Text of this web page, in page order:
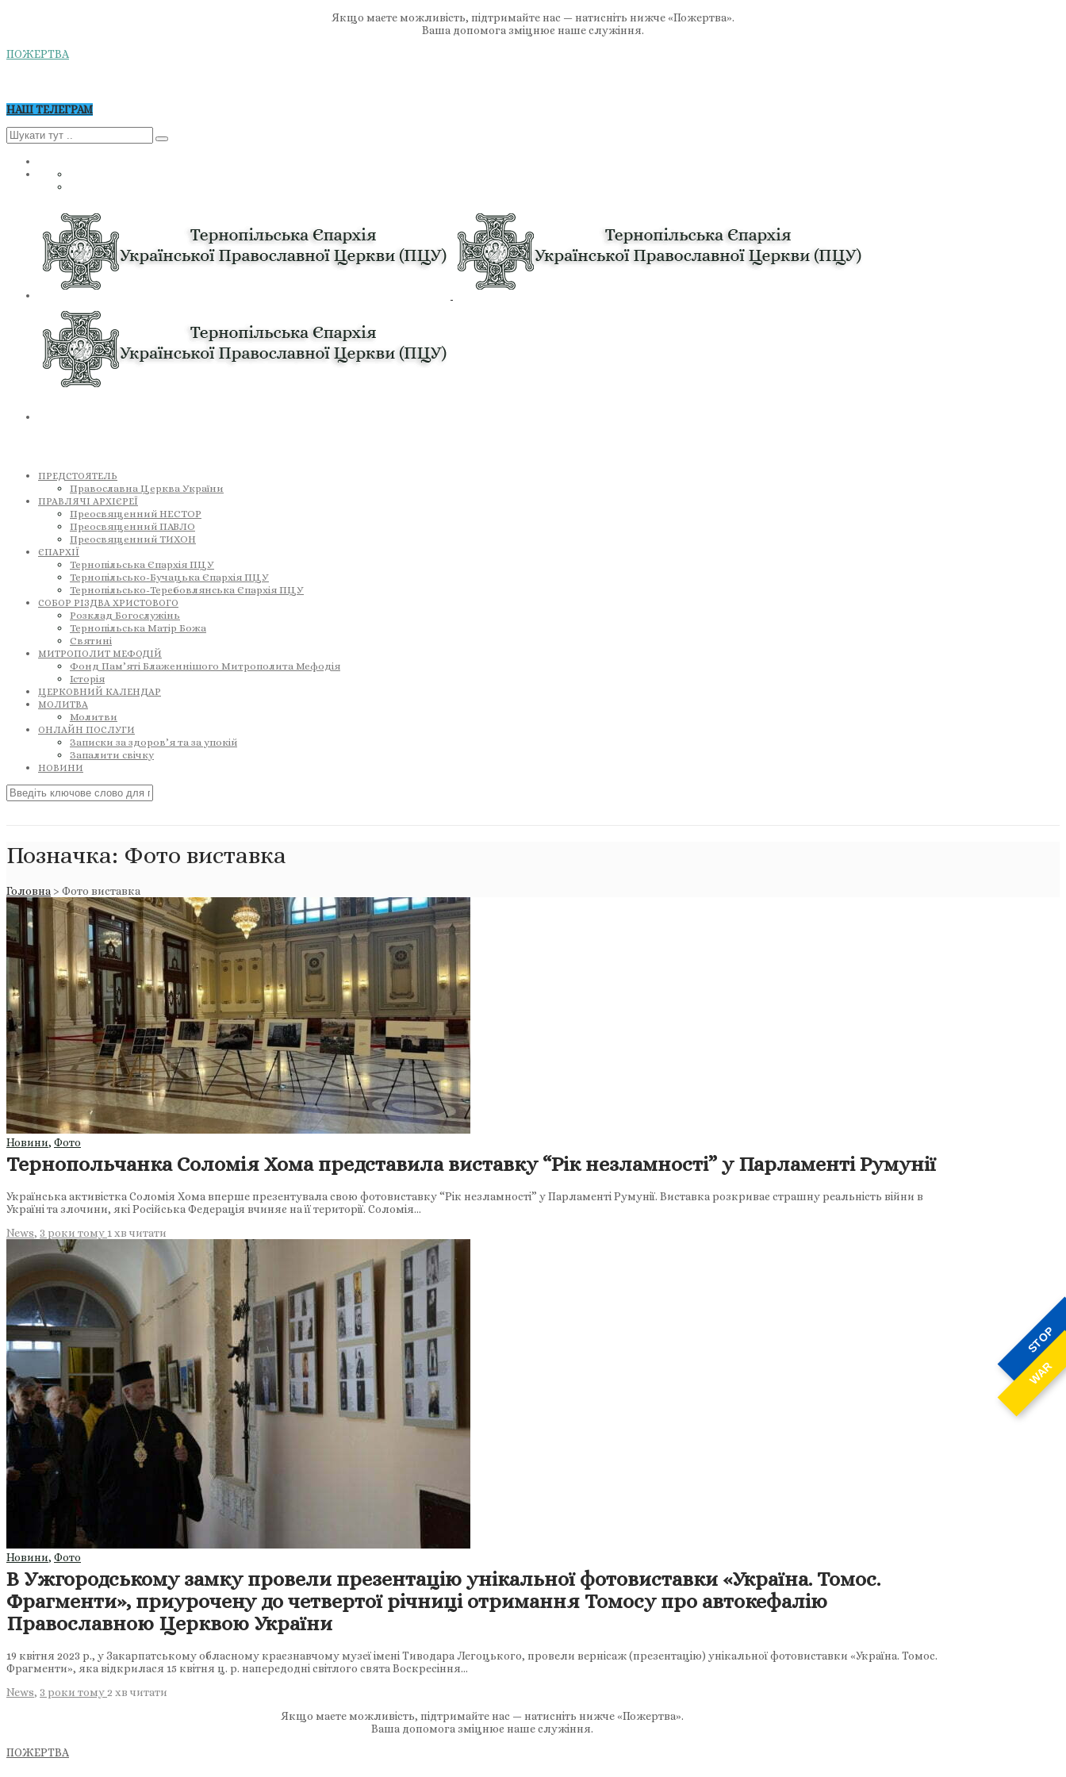
STOP
WAR
Якщо маєте можливість, підтримайте нас — натисніть нижче «Пожертва».
Ваша допомога зміцнює наше служіння.
ПОЖЕРТВА
НАШ ТЕЛЕГРАМ
ПРЕДСТОЯТЕЛЬ
Православна Церква України
ПРАВЛЯЧІ АРХІЄРЕЇ
Преосвященний НЕСТОР
Преосвященний ПАВЛО
Преосвященний ТИХОН
ЄПАРХІЇ
Тернопільська Єпархія ПЦУ
Тернопільсько-Бучацька Єпархія ПЦУ
Тернопільсько-Теребовлянська Єпархія ПЦУ
СОБОР РІЗДВА ХРИСТОВОГО
Розклад Богослужінь
Тернопільська Матір Божа
Святині
МИТРОПОЛИТ МЕФОДІЙ
Фонд Пам’яті Блаженнішого Митрополита Мефодія
Історія
ЦЕРКОВНИЙ КАЛЕНДАР
МОЛИТВА
Молитви
ОНЛАЙН ПОСЛУГИ
Записки за здоров’я та за упокій
Запалити свічку
НОВИНИ
Позначка: Фото виставка
Головна > Фото виставка
Новини, Фото
Тернопольчанка Соломія Хома представила виставку “Рік незламності” у Парламенті Румунії
Українська активістка Соломія Хома вперше презентувала свою фотовиставку “Рік незламності” у Парламенті Румунії. Виставка розкриває страшну реальність війни в
Україні та злочини, які Російська Федерація вчиняє на її території. Соломія…
News, 3 роки тому 1 хв читати
Новини, Фото
В Ужгородському замку провели презентацію унікальної фотовиставки «Україна. Томос.
Фрагменти», приурочену до четвертої річниці отримання Томосу про автокефалію
Православною Церквою України
19 квітня 2023 р., у Закарпатському обласному краєзнавчому музеї імені Тиводара Легоцького, провели вернісаж (презентацію) унікальної фотовиставки «Україна. Томос.
Фрагменти», яка відкрилася 15 квітня ц. р. напередодні світлого свята Воскресіння…
News, 3 роки тому 2 хв читати
Якщо маєте можливість, підтримайте нас — натисніть нижче «Пожертва».
Ваша допомога зміцнює наше служіння.
ПОЖЕРТВА